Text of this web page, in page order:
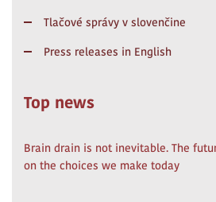
Tlačové správy v slovenčine
Press releases in English
Top news
Brain drain is not inevitable. The
on the choices we make today